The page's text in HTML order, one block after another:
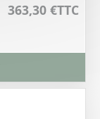
363,30 €TTC